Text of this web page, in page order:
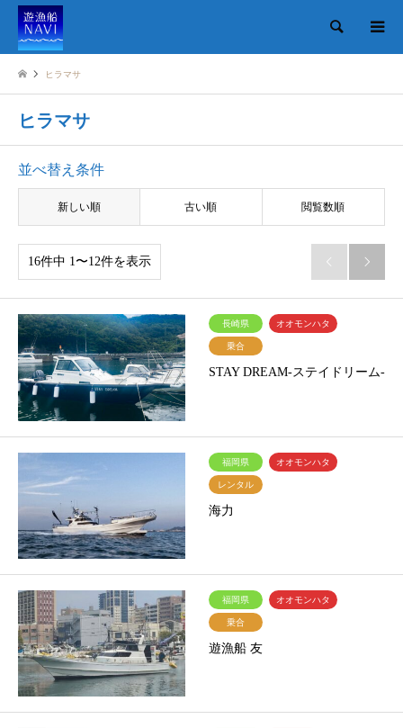
検索
ヒラマサ
ヒラマサ
並べ替え条件
新しい順 古い順 閲覧数順
16件中 1〜12件を表示  
長崎県 オオモンハタ
乗合
STAY DREAM-ステイドリーム-
福岡県 オオモンハタ
レンタル
海力
福岡県 オオモンハタ
乗合
遊漁船 友